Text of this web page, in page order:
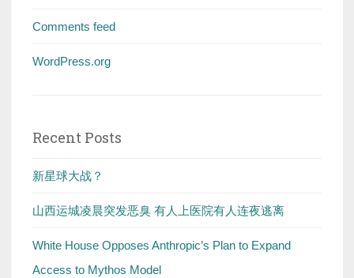
Comments feed
WordPress.org
Recent Posts
新星球大战？
山西运城凌晨突发恶臭 有人上医院有人连夜逃离
White House Opposes Anthropic’s Plan to Expand
Access to Mythos Model